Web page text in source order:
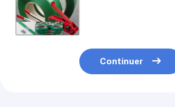
Continuer